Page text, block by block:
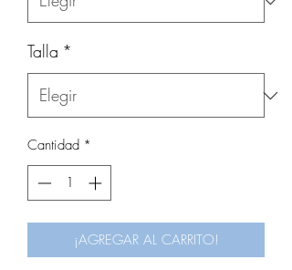
Talla *
Cantidad *
¡AGREGAR AL CARRITO!